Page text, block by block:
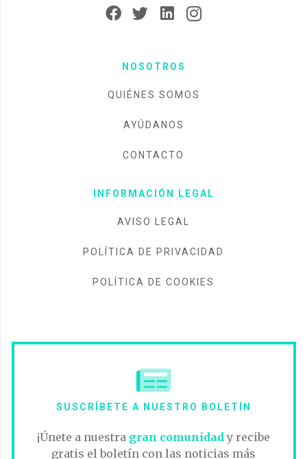
NOSOTROS
QUIÉNES SOMOS
AYÚDANOS
CONTACTO
INFORMACIÓN LEGAL
AVISO LEGAL
POLÍTICA DE PRIVACIDAD
POLÍTICA DE COOKIES
SUSCRÍBETE A NUESTRO BOLETÍN
¡Únete a nuestra gran comunidad y recibe
gratis el boletín con las noticias más